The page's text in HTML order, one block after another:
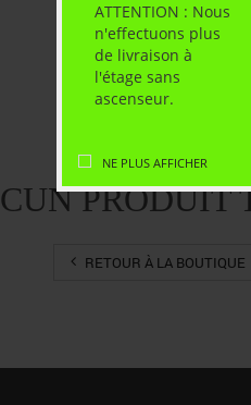
ATTENTION : Nous
n'effectuons plus
de livraison à
l'étage sans
ascenseur.
NE PLUS AFFICHER
PRODUIT
RETOUR À LA BOUTIQUE